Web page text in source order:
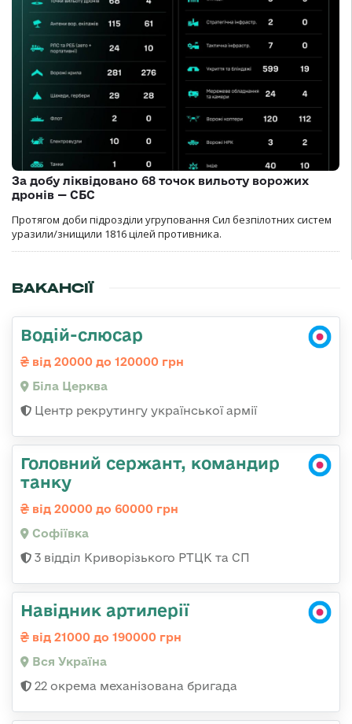
За добу ліквідовано 68 точок вильоту ворожих
дронів — СБС
Протягом доби підрозділи угруповання Сил безпілотних систем
уразили/знищили 1816 цілей противника.
ВАКАНСІЇ
Водій-слюсар
від 20000 до 120000 грн
Біла Церква
Центр рекрутингу української армії
Головний сержант, командир
танку
від 20000 до 60000 грн
Софіївка
3 відділ Криворізького РТЦК та СП
Навідник артилерії
від 21000 до 190000 грн
Вся Україна
22 окрема механізована бригада